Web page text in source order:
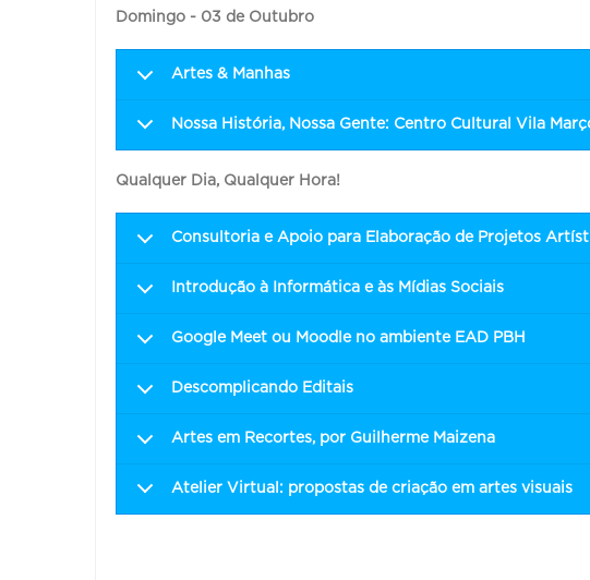
Domingo - 03 de Outubro
Artes & Manhas
Nossa História, Nossa Gente: Centro Cultural Vila
Qualquer Dia, Qualquer Hora!
Consultoria e Apoio para Elaboração de Projetos
Introdução à Informática e às Mídias Sociais
Google Meet ou Moodle no ambiente EAD PBH
Descomplicando Editais
Artes em Recortes, por Guilherme Maizena
Atelier Virtual: propostas de criação em artes visuais